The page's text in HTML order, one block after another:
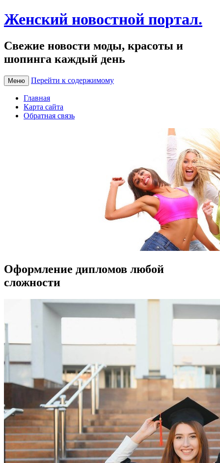
Женский новостной портал.
Свежие новости моды, красоты и
шопинга каждый день
Меню Перейти к содержимому
Главная
Карта сайта
Обратная связь
Оформление дипломов любой
сложности